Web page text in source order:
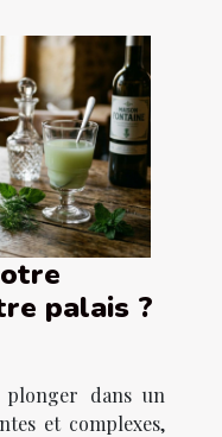
palais ?
plonger dans un
et complexes,